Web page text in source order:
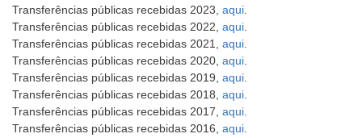
Transferências públicas recebidas 2023, aqui
Transferências públicas recebidas 2022, aqui
Transferências públicas recebidas 2021, aqui
Transferências públicas recebidas 2020, aqui
Transferências públicas recebidas 2019, aqui
Transferências públicas recebidas 2018, aqui
Transferências públicas recebidas 2017, aqui
Transferências públicas recebidas 2016, aqui